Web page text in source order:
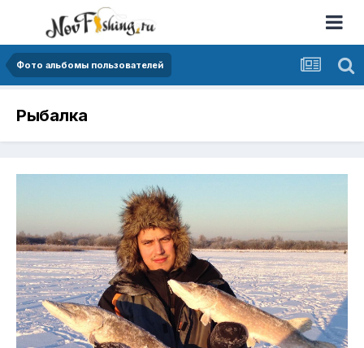
Фото альбомы пользователей
Рыбалка